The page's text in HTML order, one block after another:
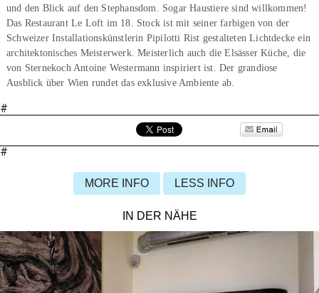
und den Blick auf den Stephansdom. Sogar Haustiere sind willkommen!
Das Restaurant Le Loft im 18. Stock ist mit seiner farbigen von der
Schweizer Installationskünstlerin Pipilotti Rist gestalteten Lichtdecke ein
architektonisches Meisterwerk. Meisterlich auch die Elsässer Küche, die
von Sternekoch Antoine Westermann inspiriert ist. Der grandiose
Ausblick über Wien rundet das exklusive Ambiente ab.
#
#
MORE INFO LESS INFO
IN DER NÄHE